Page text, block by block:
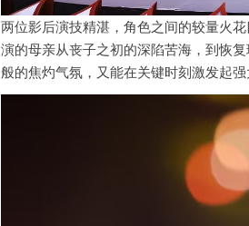
两位影后演技精湛，角色之间的较量火
演的母亲从丧子之初的深陷苦海，到恢
般的焦灼气氛，又能在关键时刻激发起